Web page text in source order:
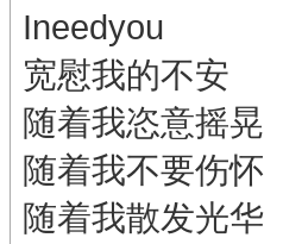
Ineedyou
宽慰我的不安
随着我恣意摇晃
随着我不要伤怀
随着我散发光华